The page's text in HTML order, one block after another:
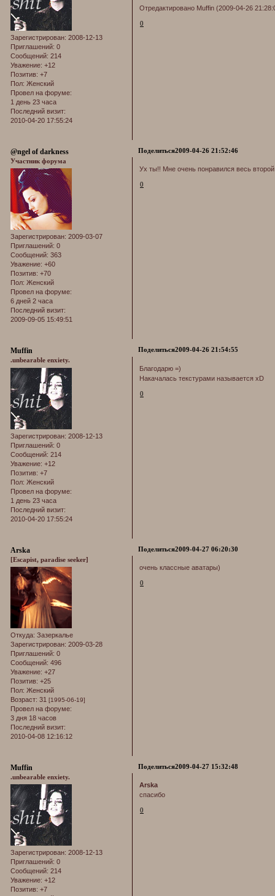
Зарегистрирован: 2008-12-13
Приглашений: 0
Сообщений: 214
Уважение: +12
Позитив: +7
Пол: Женский
Провел на форуме:
1 день 23 часа
Последний визит:
2010-04-20 17:55:24
Отредактировано Muffin (2009-04-26
0
Поделиться2009-04-26 21:52:46
@ngel of darkness
Участник форума
Зарегистрирован: 2009-03-07
Приглашений: 0
Сообщений: 363
Уважение: +60
Позитив: +70
Пол: Женский
Провел на форуме:
6 дней 2 часа
Последний визит:
2009-09-05 15:49:51
Ух ты!! Мне очень понравился весь
0
Поделиться2009-04-26 21:54:55
Muffin
.unbearable enxiety.
Зарегистрирован: 2008-12-13
Приглашений: 0
Сообщений: 214
Уважение: +12
Позитив: +7
Пол: Женский
Провел на форуме:
1 день 23 часа
Последний визит:
2010-04-20 17:55:24
Благодарю =)
Накачалась текстурами называется xD
0
Поделиться2009-04-27 06:20:30
Arska
[Escapist, paradise seeker]
Откуда: Зазеркалье
Зарегистрирован: 2009-03-28
Приглашений: 0
Сообщений: 496
Уважение: +27
Позитив: +25
Пол: Женский
Возраст: 31 [1995-06-19]
Провел на форуме:
3 дня 18 часов
Последний визит:
2010-04-08 12:16:12
очень классные аватары)
0
Поделиться2009-04-27 15:32:48
Muffin
.unbearable enxiety.
Зарегистрирован: 2008-12-13
Приглашений: 0
Сообщений: 214
Уважение: +12
Позитив: +7
Arska
спасибо
0